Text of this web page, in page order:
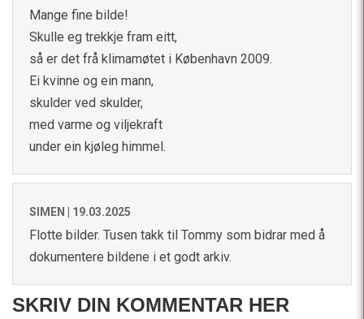
Mange fine bilde!
Skulle eg trekkje fram eitt,
så er det frå klimamøtet i København 2009.
Ei kvinne og ein mann,
skulder ved skulder,
med varme og viljekraft
under ein kjøleg himmel.
SIMEN | 19.03.2025
Flotte bilder. Tusen takk til Tommy som bidrar med å
dokumentere bildene i et godt arkiv.
SKRIV DIN KOMMENTAR HER